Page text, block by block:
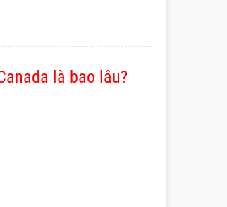
là bao lâu?